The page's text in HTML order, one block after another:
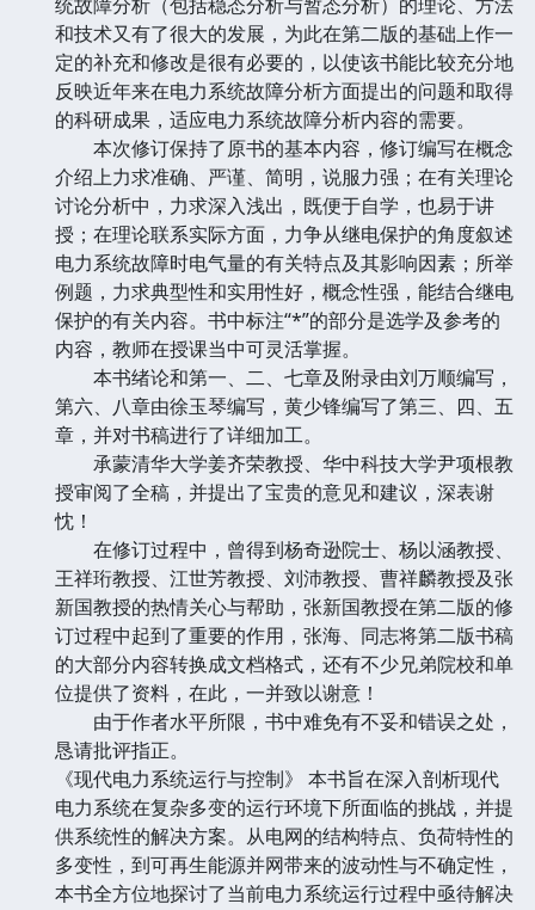
和技术又有了很大的发展，为此在第二版的基础上作一
定的补充和修改是很有必要的，以使该书能比较充分地
反映近年来在电力系统故障分析方面提出的问题和取得
的科研成果，适应电力系统故障分析内容的需要。
本次修订保持了原书的基本内容，修订编写在概念
介绍上力求准确、严谨、简明，说服力强；在有关理论
讨论分析中，力求深入浅出，既便于自学，也易于讲
授；在理论联系实际方面，力争从继电保护的角度叙述
电力系统故障时电气量的有关特点及其影响因素；所举
例题，力求典型性和实用性好，概念性强，能结合继电
保护的有关内容。书中标注“*”的部分是选学及参考的
内容，教师在授课当中可灵活掌握。
本书绪论和第一、二、七章及附录由刘万顺编写，
第六、八章由徐玉琴编写，黄少锋编写了第三、四、五
章，并对书稿进行了详细加工。
承蒙清华大学姜齐荣教授、华中科技大学尹项根教
授审阅了全稿，并提出了宝贵的意见和建议，深表谢
忱！
在修订过程中，曾得到杨奇逊院士、杨以涵教授、
王祥珩教授、江世芳教授、刘沛教授、曹祥麟教授及张
新国教授的热情关心与帮助，张新国教授在第二版的修
订过程中起到了重要的作用，张海、同志将第二版书稿
的大部分内容转换成文档格式，还有不少兄弟院校和单
位提供了资料，在此，一并致以谢意！
由于作者水平所限，书中难免有不妥和错误之处，
恳请批评指正。
《现代电力系统运行与控制》 本书旨在深入剖析现代
电力系统在复杂多变的运行环境下所面临的挑战，并提
供系统性的解决方案。从电网的结构特点、负荷特性的
多变性，到可再生能源并网带来的波动性与不确定性，
本书全方位地探讨了当前电力系统运行过程中亟待解决